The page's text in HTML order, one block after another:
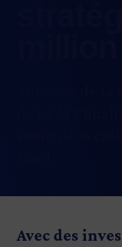
Avec des